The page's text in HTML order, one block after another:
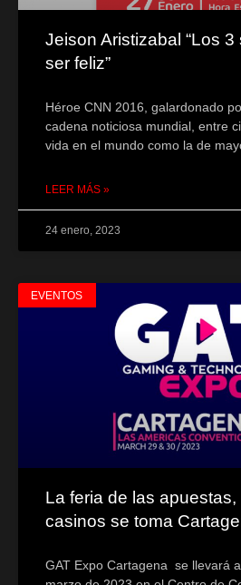
Jeison Aristizabal “Los
ser feliz”
Héroe CNN 2016, galardonado
cadena noticiosa mundial, entre
vida en el mundo como la de
LEER MÁS »
24 enero, 2023
EVENTOS
La feria de las
casinos se toma
GAT Expo Cartagena se llevará